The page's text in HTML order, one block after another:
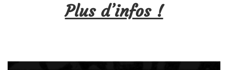
Plus d’infos !